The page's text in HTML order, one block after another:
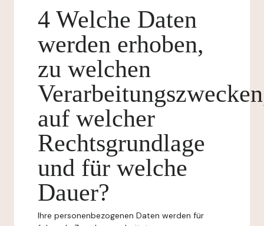
4 Welche Daten
werden erhoben,
zu welchen
auf welcher
Rechtsgrundlage
und für welche
Dauer?
Ihre personenbezogenen Daten werden für